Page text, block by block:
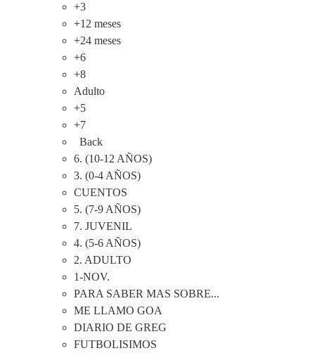
+3
+12 meses
+24 meses
+6
+8
Adulto
+5
+7
Back
6. (10-12 AÑOS)
3. (0-4 AÑOS)
CUENTOS
5. (7-9 AÑOS)
7. JUVENIL
4. (5-6 AÑOS)
2. ADULTO
1-NOV.
PARA SABER MAS SOBRE...
ME LLAMO GOA
DIARIO DE GREG
FUTBOLISIMOS